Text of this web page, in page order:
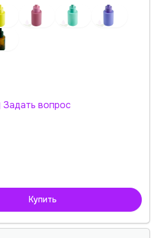
Задать вопрос
Купить